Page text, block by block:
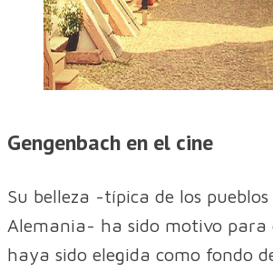
Gengenbach en el cine
Su belleza -típica de los pueblos
Alemania- ha sido motivo para
haya sido elegida como fondo